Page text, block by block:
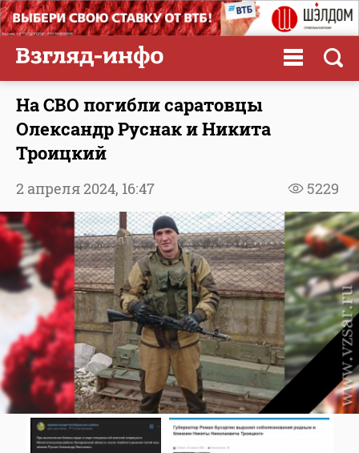
На СВО погибли саратовцы
Олександр Руснак и Никита
Троицкий
5229
2 апреля 2024, 16:47